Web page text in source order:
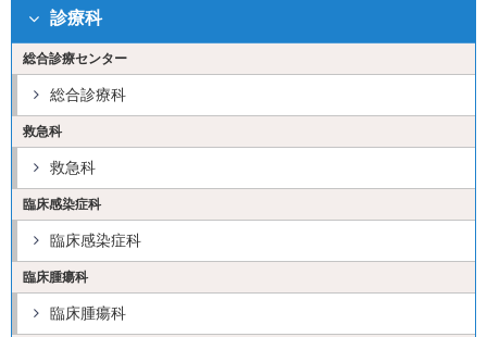
診療科
総合診療センター
総合診療科
救急科
救急科
臨床感染症科
臨床感染症科
臨床腫瘍科
臨床腫瘍科